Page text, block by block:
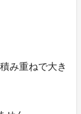
み重ねで大き